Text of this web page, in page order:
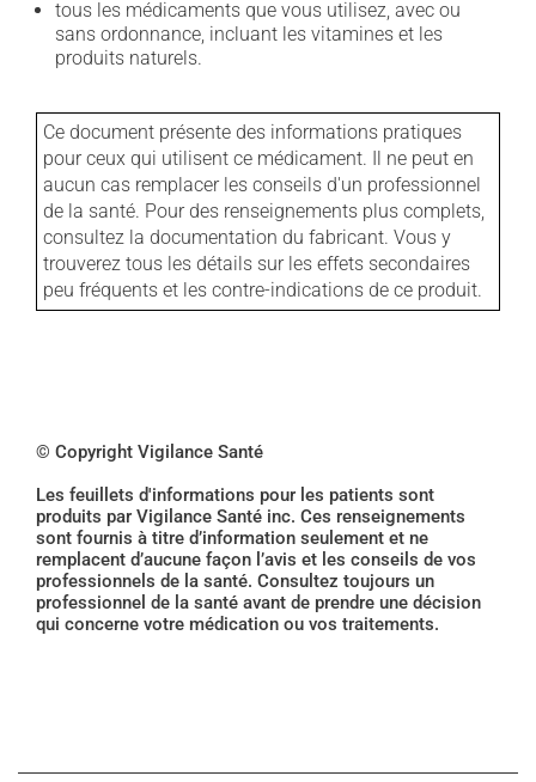
tous les médicaments que vous utilisez, avec ou
sans ordonnance, incluant les vitamines et les
produits naturels.
Ce document présente des informations pratiques
pour ceux qui utilisent ce médicament. Il ne peut en
aucun cas remplacer les conseils d'un professionnel
de la santé. Pour des renseignements plus complets,
consultez la documentation du fabricant. Vous y
trouverez tous les détails sur les effets secondaires
peu fréquents et les contre-indications de ce produit.
© Copyright Vigilance Santé
Les feuillets d'informations pour les patients sont
produits par Vigilance Santé inc. Ces renseignements
sont fournis à titre d’information seulement et ne
remplacent d’aucune façon l’avis et les conseils de vos
professionnels de la santé. Consultez toujours un
professionnel de la santé avant de prendre une décision
qui concerne votre médication ou vos traitements.